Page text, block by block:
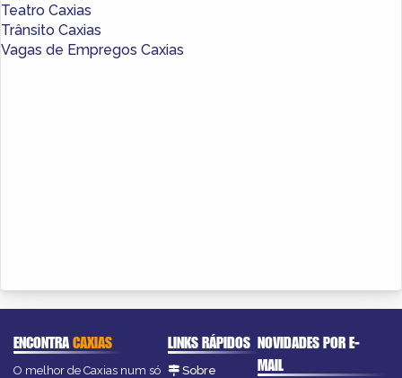
Teatro Caxias
Trânsito Caxias
Vagas de Empregos Caxias
ENCONTRACAXIAS
O melhor de Caxias num só
LINKS RÁPIDOS
Sobre
NOVIDADES POR E-
MAIL